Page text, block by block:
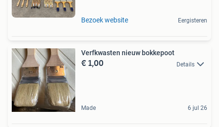
Bezoek website Eergisteren
Verfkwasten nieuw bokkepoot
€ 1,00 Details
Made 6 jul 26